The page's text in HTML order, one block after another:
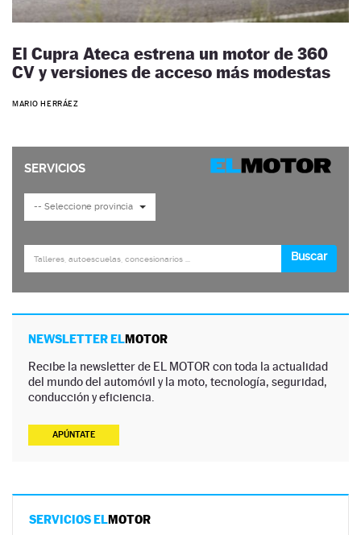
El Cupra Ateca estrena un motor de 360
CV y versiones de acceso más modestas
MARIO HERRÁEZ
NEWSLETTER ELMOTOR
Recibe la newsletter de EL MOTOR con toda la actualidad
del mundo del automóvil y la moto, tecnología, seguridad,
conducción y eficiencia.
APÚNTATE
SERVICIOS ELMOTOR